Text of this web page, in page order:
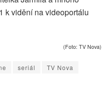
k vidění na videoportálu
(Foto: TV Nova)
seriál TV Nova